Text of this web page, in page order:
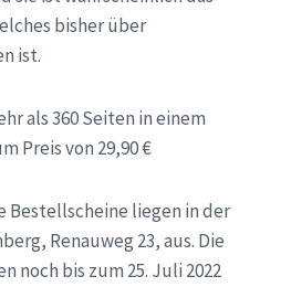
bisher über
ist.
als 360 Seiten in einem
Preis von 29,90 €
Bestellscheine liegen in der
Renauweg 23, aus. Die
noch bis zum 25. Juli 2022